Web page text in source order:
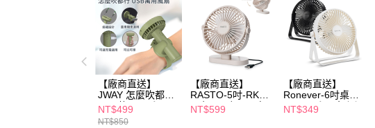
【廠商直送】
JWAY 怎麼吹都行
USB萬用風扇JY-
FN305-綠色
NT$499
NT$850
【廠商直送】
RASTO-5吋-RK15
三段360度USB桌
面風扇
NT$599
【廠商直送】
Ronever-6吋桌立
USB風扇-兩色任選
NT$349